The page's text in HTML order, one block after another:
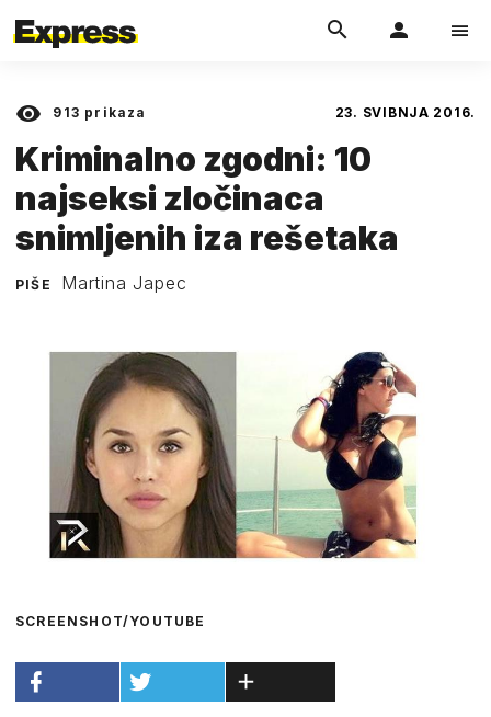
913 prikaza 23. SVIBNJA 2016.
Kriminalno zgodni: 10
najseksi zločinaca
snimljenih iza rešetaka
PIŠE Martina Japec
SCREENSHOT/YOUTUBE